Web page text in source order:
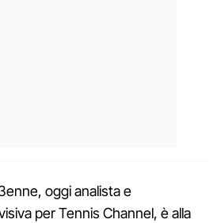
oggi analista e
per Tennis Channel, è alla